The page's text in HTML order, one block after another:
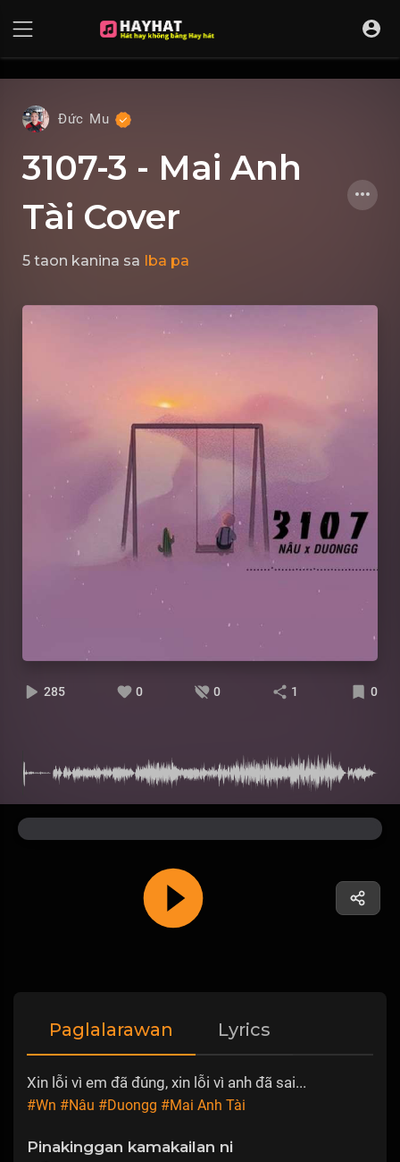
Đức Mu
3107-3 - Mai Anh
Tài Cover
5 taon kanina sa Iba pa
285 0 0 1 0
Paglalarawan Lyrics
Xin lỗi vì em đã đúng, xin lỗi vì anh đã sai...
#Wn #Nâu #Duongg #Mai Anh Tài
Pinakinggan kamakailan ni